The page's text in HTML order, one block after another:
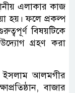
এলাকার কাজ
হয়। ফলে প্রকল্প
বিষয়টিকে
গ্রহণ করা
ইসলাম আলমগীর
বাজার